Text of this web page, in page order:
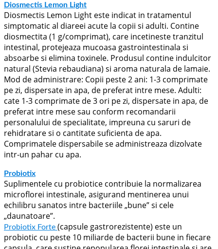
Diosmectis Lemon Light
Diosmectis Lemon Light este indicat in tratamentul
simptomatic al diareei acute la copii si adulti. Contine
diosmectita (1 g/comprimat), care incetineste tranzitul
intestinal, protejeaza mucoasa gastrointestinala si
absoarbe si elimina toxinele. Produsul contine indulcitor
natural (Stevia rebaudiana) si aroma naturala de lamaie.
Mod de administrare: Copii peste 2 ani: 1-3 comprimate
pe zi, dispersate in apa, de preferat intre mese. Adulti:
cate 1-3 comprimate de 3 ori pe zi, dispersate in apa, de
preferat intre mese sau conform recomandarii
personalului de specialitate, impreuna cu saruri de
rehidratare si o cantitate suficienta de apa.
Comprimatele dispersabile se administreaza dizolvate
intr-un pahar cu apa.
Probiotix
Suplimentele cu probiotice contribuie la normalizarea
microflorei intestinale, asigurand mentinerea unui
echilibru sanatos intre bacteriile „bune” si cele
„daunatoare”.
Probiotix Forte (capsule gastrorezistente) este un
probiotic cu peste 10 miliarde de bacterii bune in fiecare